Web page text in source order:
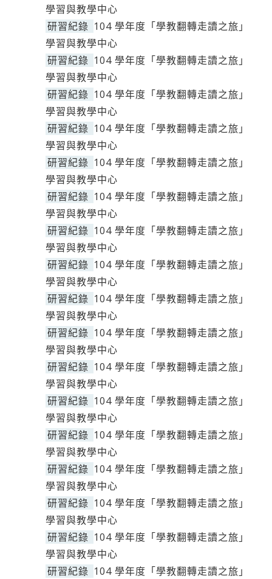
學習與教學中心
研習紀錄 104 學年度「學教翻轉走讀之旅」
學習與教學中心
研習紀錄 104 學年度「學教翻轉走讀之旅」
學習與教學中心
研習紀錄 104 學年度「學教翻轉走讀之旅」
學習與教學中心
研習紀錄 104 學年度「學教翻轉走讀之旅」
學習與教學中心
研習紀錄 104 學年度「學教翻轉走讀之旅」
學習與教學中心
研習紀錄 104 學年度「學教翻轉走讀之旅」
學習與教學中心
研習紀錄 104 學年度「學教翻轉走讀之旅」
學習與教學中心
研習紀錄 104 學年度「學教翻轉走讀之旅」
學習與教學中心
研習紀錄 104 學年度「學教翻轉走讀之旅」
學習與教學中心
研習紀錄 104 學年度「學教翻轉走讀之旅」
學習與教學中心
研習紀錄 104 學年度「學教翻轉走讀之旅」
學習與教學中心
研習紀錄 104 學年度「學教翻轉走讀之旅」
學習與教學中心
研習紀錄 104 學年度「學教翻轉走讀之旅」
學習與教學中心
研習紀錄 104 學年度「學教翻轉走讀之旅」
學習與教學中心
研習紀錄 104 學年度「學教翻轉走讀之旅」
學習與教學中心
研習紀錄 104 學年度「學教翻轉走讀之旅」
學習與教學中心
研習紀錄 104 學年度「學教翻轉走讀之旅」